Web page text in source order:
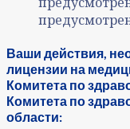
Ваши действия,
лицензии на
Комитета по
Комитета по
области: